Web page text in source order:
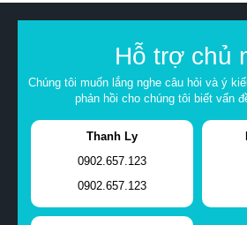
Hỗ trợ chủ
Chúng tôi muốn lắng nghe câu hỏi và ý
phản hồi cho chúng tôi biết vấn
Thanh Ly
0902.657.123
0902.657.123